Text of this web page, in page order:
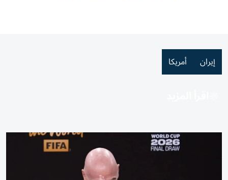
إيران أمريكا